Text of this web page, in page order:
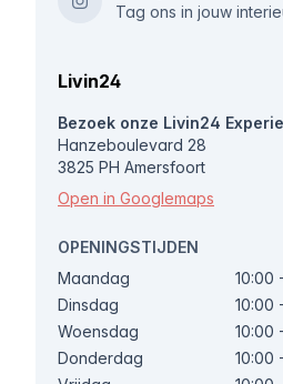
Tag ons in jouw
Livin24
Bezoek onze Livin24
Hanzeboulevard 28
3825 PH Amersfoort
Open in Googlemaps
OPENINGSTIJDEN
Maandag
10:00
Dinsdag
10:00
Woensdag
10:00
Donderdag
10:00